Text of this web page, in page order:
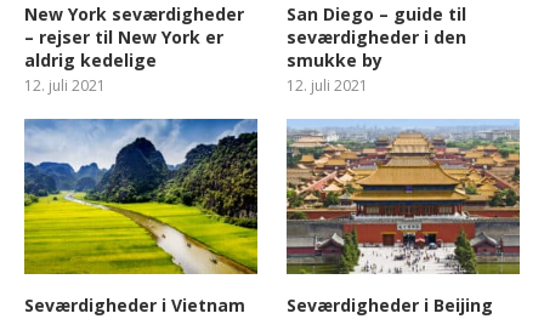
New York seværdigheder
– rejser til New York er
aldrig kedelige
12. juli 2021
San Diego – guide til
seværdigheder i den
smukke by
12. juli 2021
Seværdigheder i Vietnam Seværdigheder i Beijing